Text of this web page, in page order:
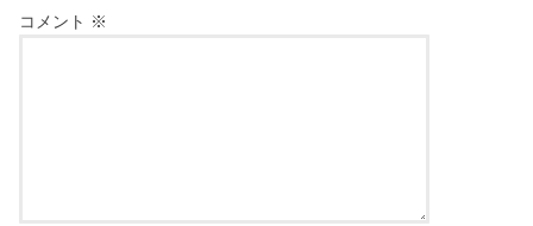
コメント ※